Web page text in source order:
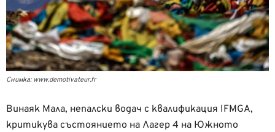
Снимка: www.demotivateur.fr
Винаяк Мала, непалски водач с квалификация IFMGA,
критикува състоянието на Лагер 4 на Южното